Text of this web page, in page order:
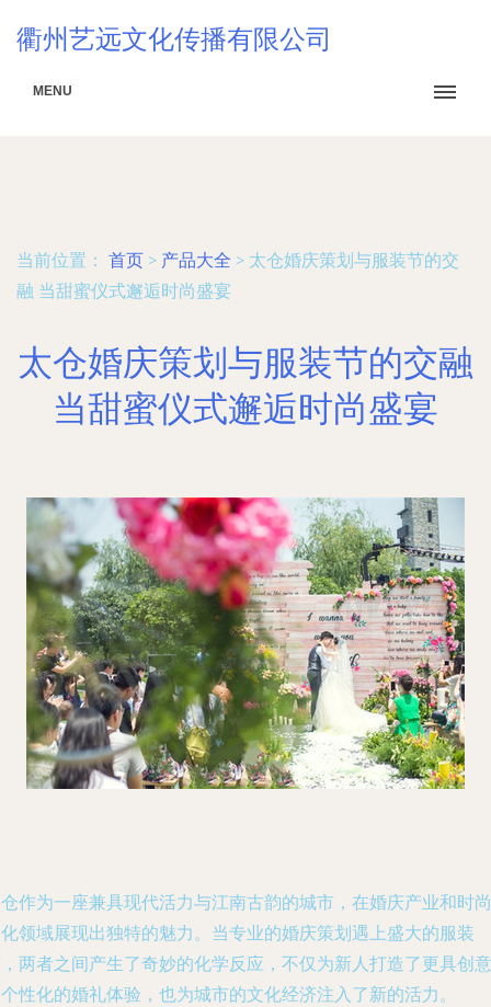
衢州艺远文化传播有限公司
MENU
当前位置： 首页 > 产品大全 > 太仓婚庆策划与服装节的交
融 当甜蜜仪式邂逅时尚盛宴
太仓婚庆策划与服装节的交融
当甜蜜仪式邂逅时尚盛宴
作为一座兼具现代活力与江南古韵的城市，在婚庆产业和时尚
领域展现出独特的魅力。当专业的婚庆策划遇上盛大的服装
两者之间产生了奇妙的化学反应，不仅为新人打造了更具创意
性化的婚礼体验，也为城市的文化经济注入了新的活力。